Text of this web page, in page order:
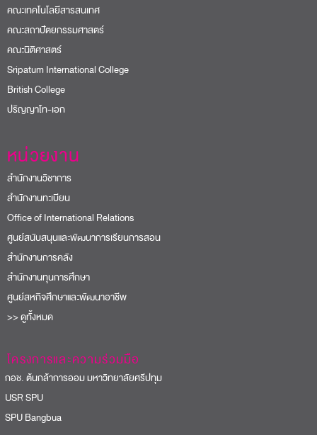
คณะเทคโนโลยีสารสนเทศ
คณะสถาปัตยกรรมศาสตร์
คณะนิติศาสตร์
Sripatum International College
British College
ปริญญาโท-เอก
หน่วยงาน
สำนักงานวิชาการ
สำนักงานทะเบียน
Office of International Relations
ศูนย์สนับสนุนและพัฒนาการเรียนการสอน
สำนักงานการคลัง
สำนักงานทุนการศึกษา
ศูนย์สหกิจศึกษาและพัฒนาอาชีพ
>> ดูทั้งหมด
โครงการและความร่วมมือ
ช. ต้นกล้าการออม มหาวิทยาลัยศรีปทุม
SPU
Bangbua